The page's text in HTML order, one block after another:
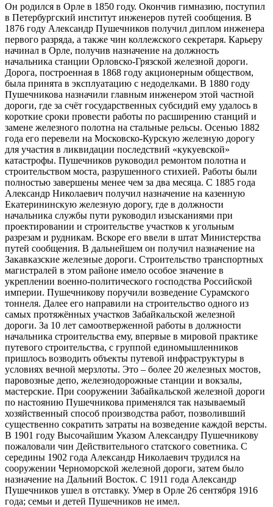
Он родился в Орле в 1850 году. Окончив гимназию, поступил
в Петербургский институт инженеров путей сообщения. В
1876 году Александр Пушечников получил диплом инженера
первого разряда, а также чин коллежского секретаря. Карьеру
начинал в Орле, получив назначение на должность
начальника станции Орловско-Грязской железной дороги.
Дорога, построенная в 1868 году акционерным обществом,
была принята в эксплуатацию с недоделками. В 1880 году
Пушечникова назначили главным инженером этой частной
дороги, где за счёт государственных субсидий ему удалось в
короткие сроки провести работы по расширению станций и
замене железного полотна на стальные рельсы. Осенью 1882
года его перевели на Московско-Курскую железную дорогу
для участия в ликвидации последствий «кукуевской»
катастрофы. Пушечников руководил ремонтом полотна и
строительством моста, разрушенного стихией. Работы были
полностью завершены менее чем за два месяца. С 1885 года
Александр Николаевич получил назначение на казенную
Екатерининскую железную дорогу, где в должности
начальника службы пути руководил изысканиями при
проектировании и строительстве участков к угольным
разрезам и рудникам. Вскоре его ввели в штат Министерства
путей сообщения. В дальнейшем он получил назначение на
Закавказские железные дороги. Строительство транспортных
магистралей в этом районе имело особое значение в
укреплении военно-политического господства Российской
империи. Пушечникову поручили возведение Сурамского
тоннеля. Далее его направили на строительство одного из
самых протяжённых участков Забайкальской железной
дороги. За 10 лет самоотверженной работы в должности
начальника строительства ему, впервые в мировой практике
путевого строительства, с группой единомышленников
пришлось возводить объекты путевой инфраструктуры в
условиях вечной мерзлоты. Это – более 20 железных мостов,
паровозные депо, железнодорожные станции и вокзалы,
мастерские. При сооружении Забайкальской железной дороги
по настоянию Пушечникова применялся так называемый
хозяйственный способ производства работ, позволивший
существенно сократить затраты на возведение каждой версты.
В 1901 году Высочайшим Указом Александру Пушечникову
пожаловали чин Действительного статского советника. С
середины 1902 года Александр Николаевич трудился на
сооружении Черноморской железной дороги, затем было
назначение на Дальний Восток. С 1911 года Александр
Пушечников ушел в отставку. Умер в Орле 26 сентября 1916
года; семьи и детей Пушечников не имел.